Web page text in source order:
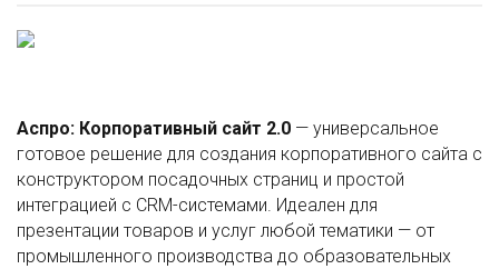
Аспро: Корпоративный сайт 2.0 — универсальное
готовое решение для создания корпоративного сайта с
конструктором посадочных страниц и простой
интеграцией с CRM-системами. Идеален для
презентации товаров и услуг любой тематики — от
промышленного производства до образовательных